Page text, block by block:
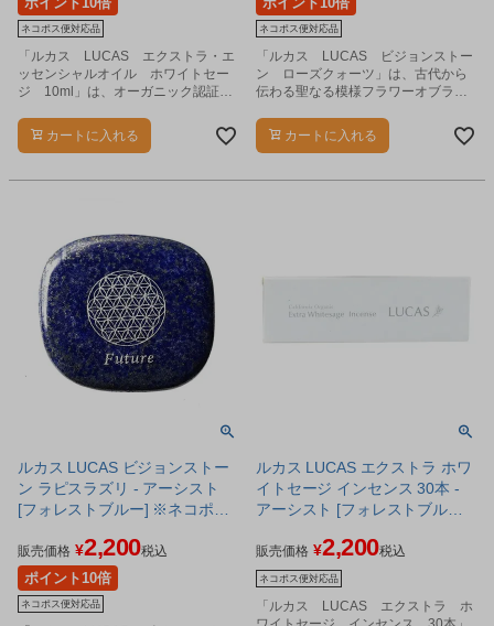
ネコポス便対応品
「ルカス LUCAS エクストラ・エ
ッセンシャルオイル ホワイトセー
ジ 10ml」は、オーガニック認証取
てられたエクストラ・ホワイトセー
ジを乾燥させ、水蒸気蒸留法にて抽
油）です。
カートに入れる
ネコポス便対応品
「ルカス LUCAS ビジョンストー
ン ローズクォーツ」は、古代から
伝わる聖なる模様フラワーオブライ
ンです。
カートに入れる
ルカス LUCAS ビジョンストー
ン ラピスラズリ - アーシスト
[フォレストブルー] ※ネコポス
販売価格 ¥2,200税込
ポイント10倍
ネコポス便対応品
ルカス LUCAS エクストラ ホワ
イトセージ インセンス 30本 -
アーシスト [フォレストブルー]
販売価格 ¥2,200税込
ネコポス便対応品
「ルカス LUCAS エクストラ ホ